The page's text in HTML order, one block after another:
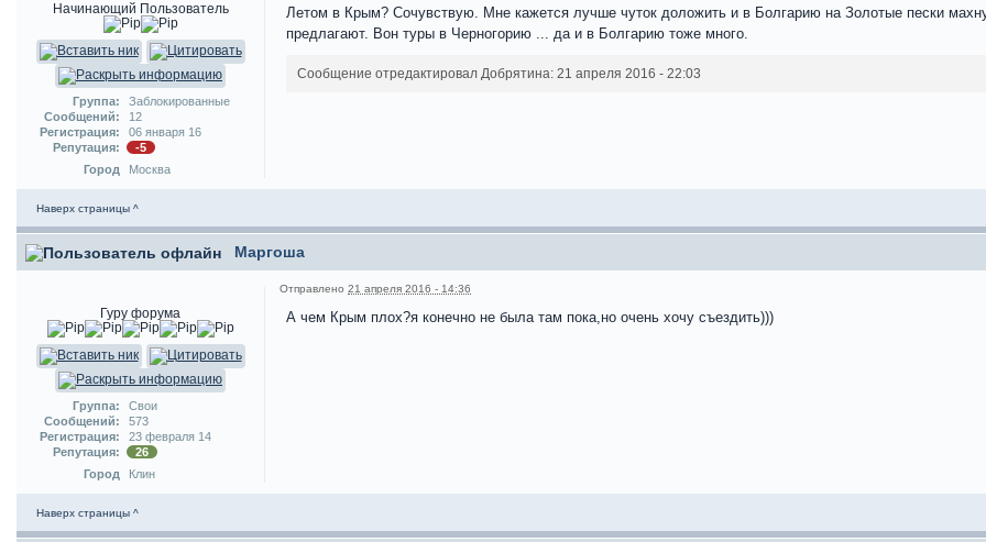
Начинающий Пользователь
Группа:
Заблокированные
Сообщений:
12
Регистрация:
06 января 16
Репутация:
-5
Город
Москва
Летом в Крым? Сочувствую. Мне кажется лучше чуток доложить и в Болгарию на Золотые пески
предлагают. Вон туры в Черногорию ... да и в Болгарию тоже много.
Сообщение отредактировал Добрятина: 21 апреля 2016 - 22:03
Наверх страницы ^
Маргоша
Гуру форума
Группа:
Свои
Сообщений:
573
Регистрация:
23 февраля 14
Репутация:
26
Город
Клин
Отправлено 21 апреля 2016 - 14:36
А чем Крым плох?я конечно не была там пока,но очень хочу съездить)))
Наверх страницы ^